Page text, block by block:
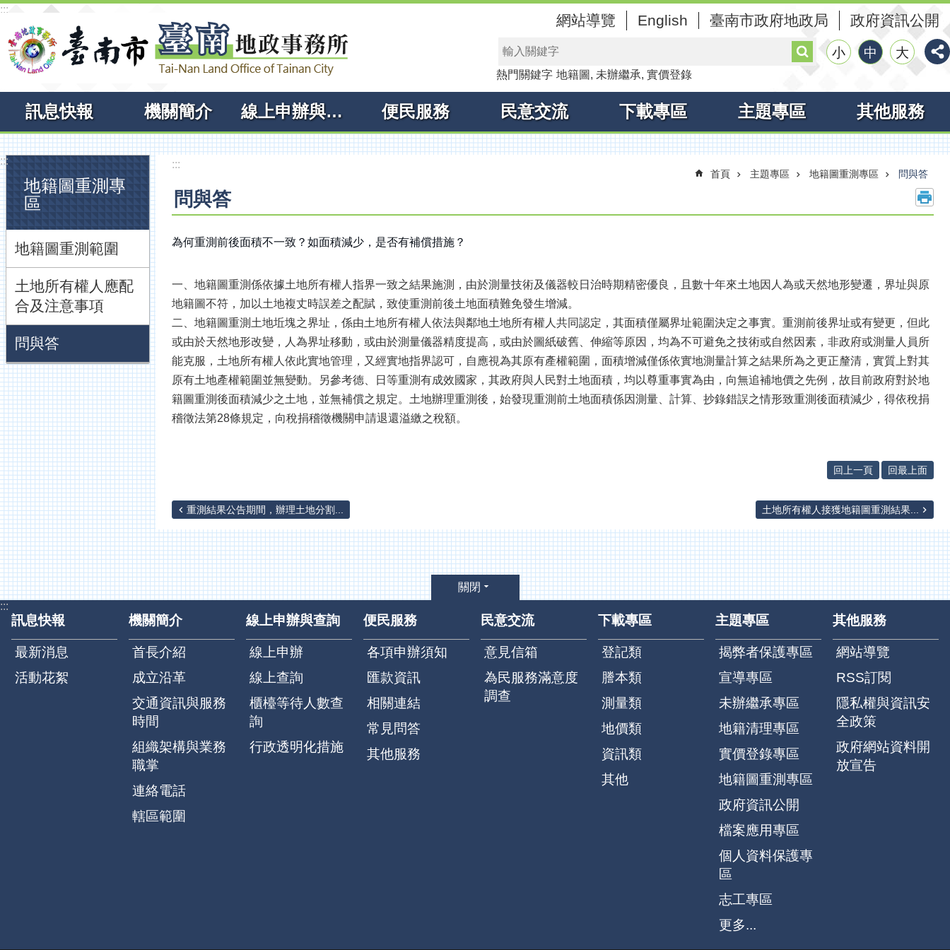
跳到主要內容區塊
:::
網站導覽 English 臺南市政府地政局 政府資訊公開
搜
尋 小 中 大
熱門關鍵字 地籍圖 未辦繼承 實價登錄
訊息快報 機關簡介 線上申辦與查詢 便民服務 民意交流 下載專區 主題專區 其他服務
:::
地籍圖重測專
區
地籍圖重測範圍
土地所有權人應配
合及注意事項
問與答
:::
首頁 主題專區 地籍圖重測專區 問與答
問與答
為何重測前後面積不一致？如面積減少，是否有補償措施？
一、地籍圖重測係依據土地所有權人指界一致之結果施測，由於測量技術及儀器較日治時期精密優良，且數十年來土地因人為或天然地形變遷，界址與原
地籍圖不符，加以土地複丈時誤差之配賦，致使重測前後土地面積難免發生增減。
二、地籍圖重測土地坵塊之界址，係由土地所有權人依法與鄰地土地所有權人共同認定，其面積僅屬界址範圍決定之事實。重測前後界址或有變更，但此
或由於天然地形改變，人為界址移動，或由於測量儀器精度提高，或由於圖紙破舊、伸縮等原因，均為不可避免之技術或自然因素，非政府或測量人員所
能克服，土地所有權人依此實地管理，又經實地指界認可，自應視為其原有產權範圍，面積增減僅係依實地測量計算之結果所為之更正釐清，實質上對其
原有土地產權範圍並無變動。另參考德、日等重測有成效國家，其政府與人民對土地面積，均以尊重事實為由，向無追補地價之先例，故目前政府對於地
籍圖重測後面積減少之土地，並無補償之規定。土地辦理重測後，始發現重測前土地面積係因測量、計算、抄錄錯誤之情形致重測後面積減少，得依稅捐
稽徵法第28條規定，向稅捐稽徵機關申請退還溢繳之稅額。
回上一頁 回最上面
重測結果公告期間，辦理土地分割... 土地所有權人接獲地籍圖重測結果...
關閉
:::
訊息快報
最新消息
活動花絮
機關簡介
首長介紹
成立沿革
交通資訊與服務
時間
組織架構與業務
職掌
連絡電話
轄區範圍
線上申辦與查詢
線上申辦
線上查詢
櫃檯等待人數查
詢
行政透明化措施
便民服務
各項申辦須知
匯款資訊
相關連結
常見問答
其他服務
民意交流
意見信箱
為民服務滿意度
調查
下載專區
登記類
謄本類
測量類
地價類
資訊類
其他
主題專區
揭弊者保護專區
宣導專區
未辦繼承專區
地籍清理專區
實價登錄專區
地籍圖重測專區
政府資訊公開
檔案應用專區
個人資料保護專
區
志工專區
更多...
其他服務
網站導覽
RSS訂閱
隱私權與資訊安
全政策
政府網站資料開
放宣告